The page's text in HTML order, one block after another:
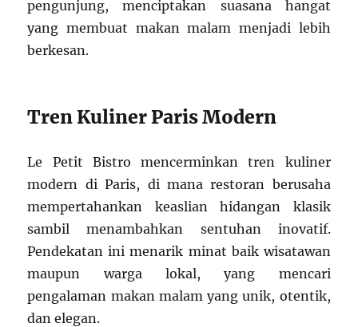
pengunjung, menciptakan suasana hangat
yang membuat makan malam menjadi lebih
berkesan.
Tren Kuliner Paris Modern
Le Petit Bistro mencerminkan tren kuliner
modern di Paris, di mana restoran berusaha
mempertahankan keaslian hidangan klasik
sambil menambahkan sentuhan inovatif.
Pendekatan ini menarik minat baik wisatawan
maupun warga lokal, yang mencari
pengalaman makan malam yang unik, otentik,
dan elegan.